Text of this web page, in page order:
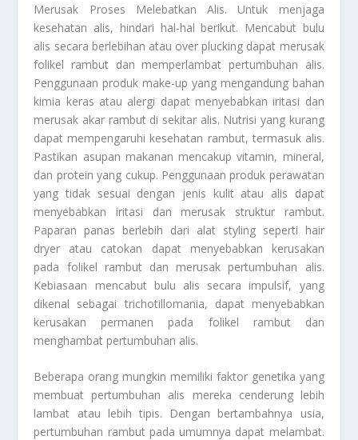
Merusak Proses Melebatkan Alis. Untuk menjaga
kesehatan alis, hindari hal-hal berikut. Mencabut bulu
alis secara berlebihan atau over plucking dapat merusak
folikel rambut dan memperlambat pertumbuhan alis.
Penggunaan produk make-up yang mengandung bahan
kimia keras atau alergi dapat menyebabkan iritasi dan
merusak akar rambut di sekitar alis. Nutrisi yang kurang
dapat mempengaruhi kesehatan rambut, termasuk alis.
Pastikan asupan makanan mencakup vitamin, mineral,
dan protein yang cukup. Penggunaan produk perawatan
yang tidak sesuai dengan jenis kulit atau alis dapat
menyebabkan iritasi dan merusak struktur rambut.
Paparan panas berlebih dari alat styling seperti hair
dryer atau catokan dapat menyebabkan kerusakan
pada folikel rambut dan merusak pertumbuhan alis.
Kebiasaan mencabut bulu alis secara impulsif, yang
dikenal sebagai trichotillomania, dapat menyebabkan
kerusakan permanen pada folikel rambut dan
menghambat pertumbuhan alis.
Beberapa orang mungkin memiliki faktor genetika yang
membuat pertumbuhan alis mereka cenderung lebih
lambat atau lebih tipis. Dengan bertambahnya usia,
pertumbuhan rambut pada umumnya dapat melambat.